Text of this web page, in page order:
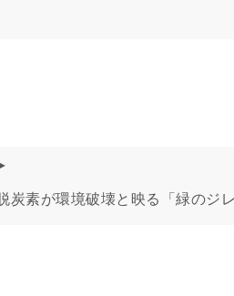
素が環境破壊と映る「緑のジレ